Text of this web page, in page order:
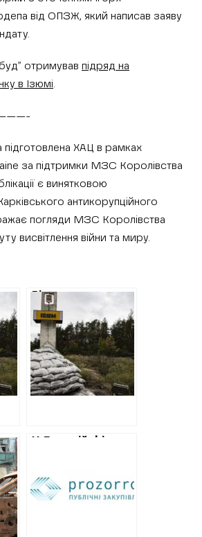
від ОПЗЖ, який написав заяву
отримував підряд на
в Ізюмі
підготовлена ХАЦ в рамках
за підтримки МЗС Королівства
є винятковою
антикорупційного
погляди МЗС Королівства
висвітлення війни та миру.
Відновлення
Харківщини: В
Ізюмі
відремонтували
дві
багатоповерхівки
за 11 мільйонів
У Лозовій фірма
міськради
підряди на